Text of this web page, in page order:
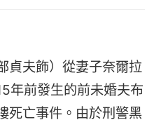
貞夫飾）從妻子奈爾拉
年前發生的前未婚夫布
死亡事件。由於刑警黑